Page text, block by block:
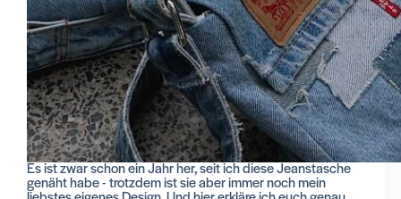
Es ist zwar schon ein Jahr her, seit ich diese Jeanstasche
genäht habe - trotzdem ist sie aber immer noch mein